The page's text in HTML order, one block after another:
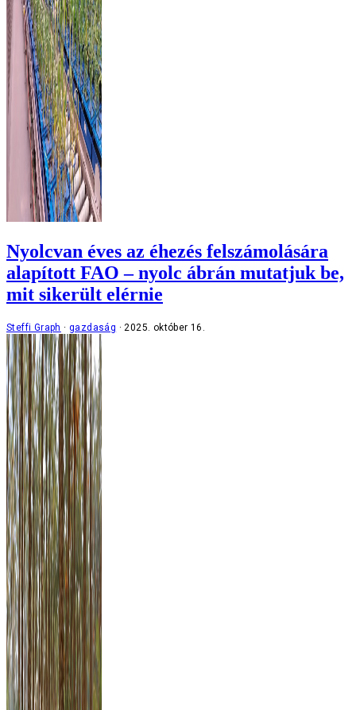
Nyolcvan éves az éhezés felszámolására
alapított FAO – nyolc ábrán mutatjuk be,
mit sikerült elérnie
Steffi Graph gazdaság 2025. október 16.